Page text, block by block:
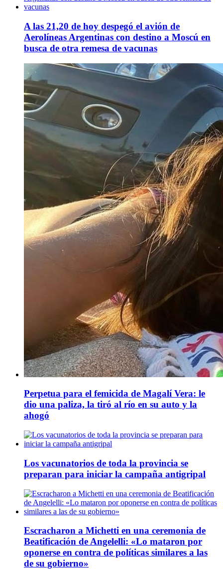
A las 21,20 de hoy despegó el avión de
Aerolíneas Argentinas con destino a Moscú en
busca de otra remesa de vacunas
Perpetua para el femicida de Magalí Vera: le
dio una paliza, la tiró al río en su auto y la
ahogó
Los vacunatorios de toda la provincia se
preparan para iniciar la campaña antigripal
Escracharon a Michetti en una ceremonia de
Beatificación de Angelelli: «Lo mataron por
oponerse en contra de políticas similares a las
de su gobierno»